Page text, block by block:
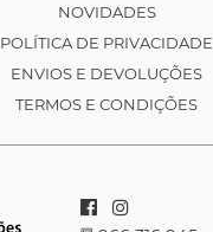
NOVIDADES
POLÍTICA DE PRIVACIDADE
ENVIOS E DEVOLUÇÕES
TERMOS E CONDIÇÕES